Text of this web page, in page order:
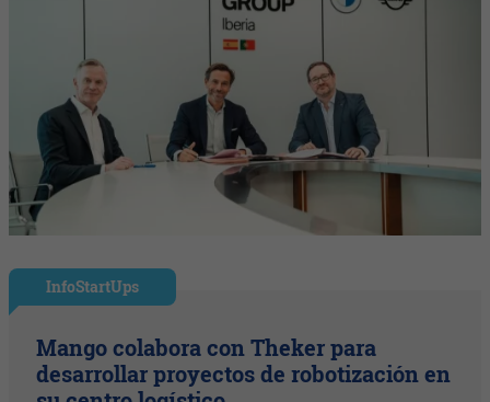
InfoStartUps
Mango colabora con Theker para
desarrollar proyectos de robotización en